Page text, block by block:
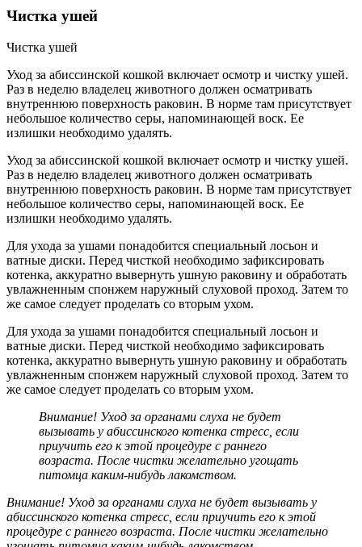
Чистка ушей
Чистка ушей
Уход за абиссинской кошкой включает осмотр и чистку ушей.
Раз в неделю владелец животного должен осматривать
внутреннюю поверхность раковин. В норме там присутствует
небольшое количество серы, напоминающей воск. Ее
излишки необходимо удалять.
Уход за абиссинской кошкой включает осмотр и чистку ушей.
Раз в неделю владелец животного должен осматривать
внутреннюю поверхность раковин. В норме там присутствует
небольшое количество серы, напоминающей воск. Ее
излишки необходимо удалять.
Для ухода за ушами понадобится специальный лосьон и
ватные диски. Перед чисткой необходимо зафиксировать
котенка, аккуратно вывернуть ушную раковину и обработать
увлажненным спонжем наружный слуховой проход. Затем то
же самое следует проделать со вторым ухом.
Для ухода за ушами понадобится специальный лосьон и
ватные диски. Перед чисткой необходимо зафиксировать
котенка, аккуратно вывернуть ушную раковину и обработать
увлажненным спонжем наружный слуховой проход. Затем то
же самое следует проделать со вторым ухом.
Внимание! Уход за органами слуха не будет
вызывать у абиссинского котенка стресс, если
приучить его к этой процедуре с раннего
возраста. После чистки желательно угощать
питомца каким-нибудь лакомством.
Внимание! Уход за органами слуха не будет вызывать у
абиссинского котенка стресс, если приучить его к этой
процедуре с раннего возраста. После чистки желательно